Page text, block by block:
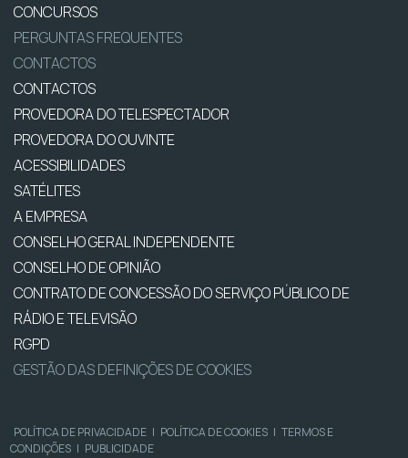
CONCURSOS
PERGUNTAS FREQUENTES
CONTACTOS
CONTACTOS
PROVEDORA DO TELESPECTADOR
PROVEDORA DO OUVINTE
ACESSIBILIDADES
SATÉLITES
A EMPRESA
CONSELHO GERAL INDEPENDENTE
CONSELHO DE OPINIÃO
CONTRATO DE CONCESSÃO DO SERVIÇO PÚBLICO DE
RÁDIO E TELEVISÃO
RGPD
GESTÃO DAS DEFINIÇÕES DE COOKIES
POLÍTICA DE PRIVACIDADE | POLÍTICA DE COOKIES | TERMOS E
CONDIÇÕES | PUBLICIDADE